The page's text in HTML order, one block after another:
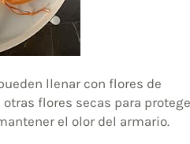
llenar con flores de
flores secas para
el olor del armario.